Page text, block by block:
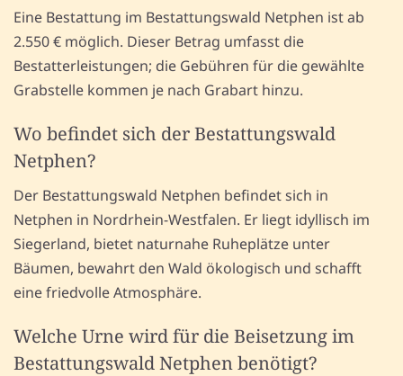
Eine Bestattung im Bestattungswald Netphen ist ab
2.550 € möglich. Dieser Betrag umfasst die
Bestatterleistungen; die Gebühren für die gewählte
Grabstelle kommen je nach Grabart hinzu.
Wo befindet sich der Bestattungswald
Netphen?
Der Bestattungswald Netphen befindet sich in
Netphen in Nordrhein-Westfalen. Er liegt idyllisch im
Siegerland, bietet naturnahe Ruheplätze unter
Bäumen, bewahrt den Wald ökologisch und schafft
eine friedvolle Atmosphäre.
Welche Urne wird für die Beisetzung im
Bestattungswald Netphen benötigt?